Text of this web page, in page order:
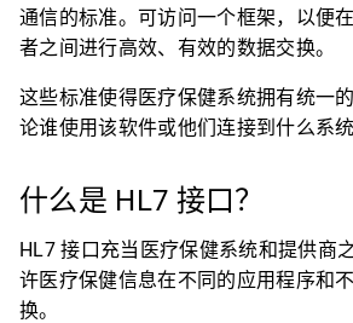
通信的标准。可访问一个框架，以便
者之间进行高效、有效的数据交换。
这些标准使得医疗保健系统拥有统一
论谁使用该软件或他们连接到什么系统
什么是 HL7 接口？
HL7 接口充当医疗保健系统和提供商
许医疗保健信息在不同的应用程序和
换。